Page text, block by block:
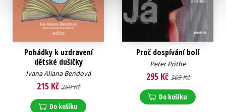
Pohádky k uzdravení
dětské dušičky
Ivana Aliana Bendová
215 Kč 269 Kč
Do košíku
Proč dospívání bolí
Peter Pöthe
295 Kč 369 Kč
Do košíku